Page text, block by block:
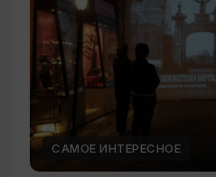
САМОЕ ИНТЕРЕСНОЕ